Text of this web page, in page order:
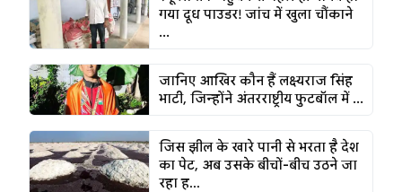
गया दूध पाउडर! जांच में खुला चौंकाने
...
जानिए आखिर कौन हैं लक्ष्यराज सिंह
भाटी, जिन्होंने अंतरराष्ट्रीय फुटबॉल में ...
जिस झील के खारे पानी से भरता है देश
का पेट, अब उसके बीचों-बीच उठने जा
रहा ह...